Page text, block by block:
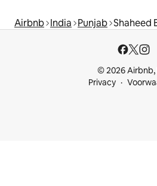
Airbnb India Punjab Shaheed
© 2026 Airbnb,
Privacy